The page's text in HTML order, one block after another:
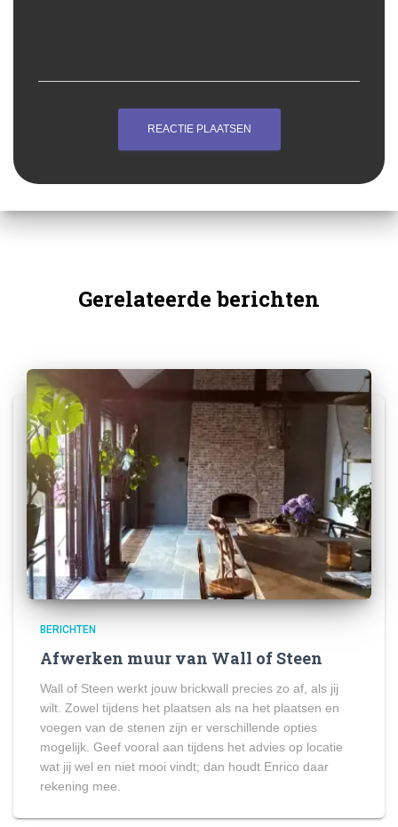
Gerelateerde berichten
BERICHTEN
Afwerken muur van Wall of Steen
Wall of Steen werkt jouw brickwall precies zo af, als jij
wilt. Zowel tijdens het plaatsen als na het plaatsen en
voegen van de stenen zijn er verschillende opties
mogelijk. Geef vooral aan tijdens het advies op locatie
wat jij wel en niet mooi vindt; dan houdt Enrico daar
rekening mee.